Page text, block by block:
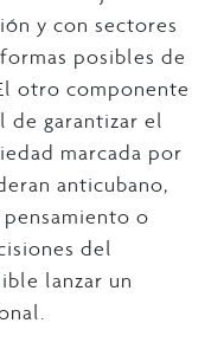
y con sectores
posibles de
otro componente
de garantizar el
marcada por
anticubano,
o
del
lanzar un